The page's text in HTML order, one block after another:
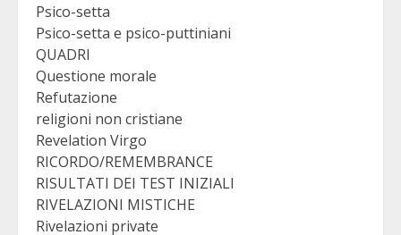
Psico-setta
Psico-setta e psico-puttiniani
QUADRI
Questione morale
Refutazione
religioni non cristiane
Revelation Virgo
RICORDO/REMEMBRANCE
RISULTATI DEI TEST INIZIALI
RIVELAZIONI MISTICHE
Rivelazioni private